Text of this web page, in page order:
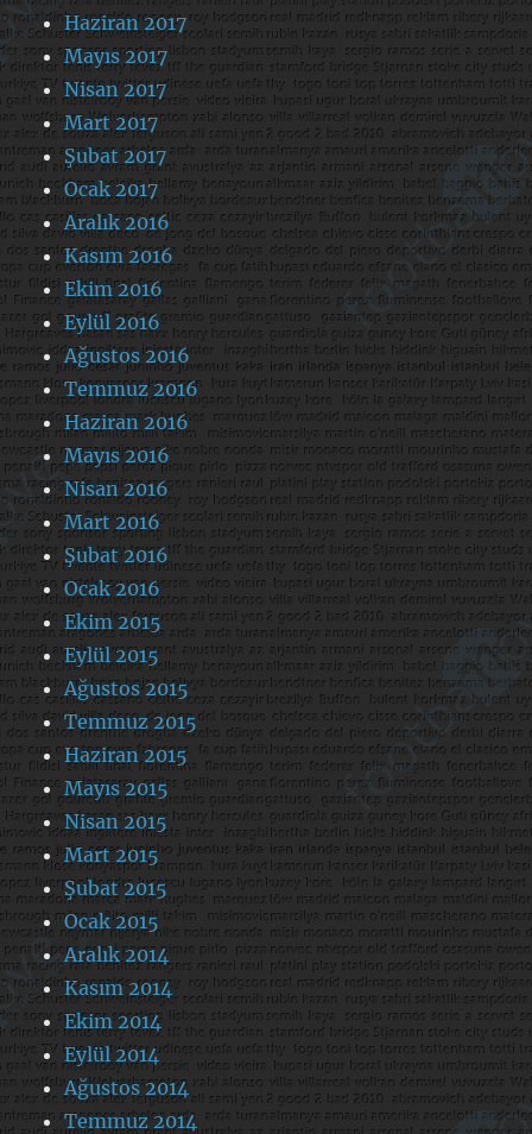
Haziran 2017
Mayıs 2017
Nisan 2017
Mart 2017
Şubat 2017
Ocak 2017
Aralık 2016
Kasım 2016
Ekim 2016
Eylül 2016
Ağustos 2016
Temmuz 2016
Haziran 2016
Mayıs 2016
Nisan 2016
Mart 2016
Şubat 2016
Ocak 2016
Ekim 2015
Eylül 2015
Ağustos 2015
Temmuz 2015
Haziran 2015
Mayıs 2015
Nisan 2015
Mart 2015
Şubat 2015
Ocak 2015
Aralık 2014
Kasım 2014
Ekim 2014
Eylül 2014
Ağustos 2014
Temmuz 2014